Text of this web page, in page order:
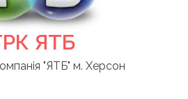
ЯТБ
"ЯТБ" м. Херсон